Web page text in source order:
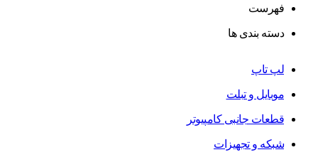
فهرست
دسته بندی ها
لپ تاپ
موبایل و تبلت
قطعات جانبی کامپیوتر
شبکه و تجهیزات